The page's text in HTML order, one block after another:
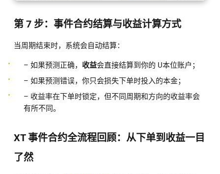
第 7 步：事件合约结算与收益计算方式
当周期结束时，系统会自动结算：
– 如果预测正确， 收益会直接结算到你的 U本位账户；
– 如果预测错误，你只会损失下单时投入的本金；
– 收益率在下单时锁定，但不同周期和方向的收益率会
有所不同。
XT 事件合约全流程回顾：从下单到收益一目
了然